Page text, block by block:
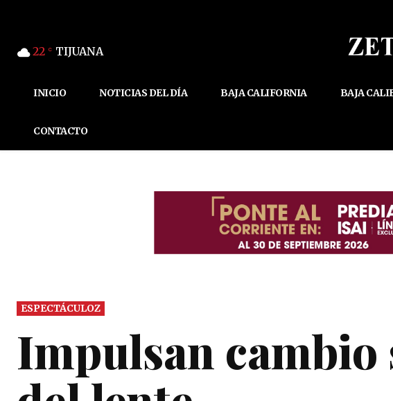
22 C TIJUANA
INICIO NOTICIAS DEL DÍA BAJA CALIFORNIA BAJA
CONTACTO
ESPECTÁCULOZ
Impulsan cambio